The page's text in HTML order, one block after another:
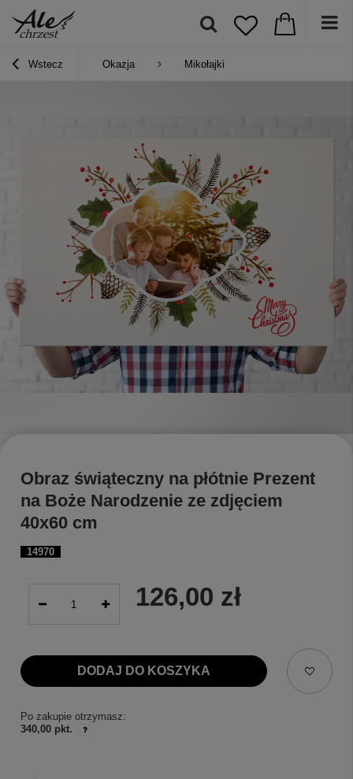
Wstecz Okazja Mikołajki
14970
Obraz świąteczny na płótnie Prezent
na Boże Narodzenie ze zdjęciem
40x60 cm
126,00 zł
DODAJ DO KOSZYKA
Po zakupie otrzymasz:
340,00 pkt.